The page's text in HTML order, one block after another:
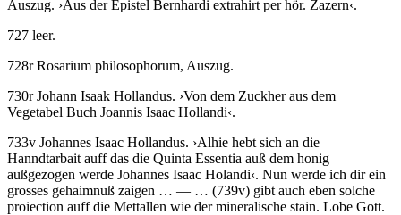
Auszug. ›Aus der Epistel Bernhardi extrahirt per hör. Zazern‹.
727 leer.
728rRosarium philosophorum, Auszug.
730rJohann Isaak Hollandus. ›Von dem Zuckher aus dem
Vegetabel Buch Joannis Isaac Hollandi‹.
733v Johannes Isaac Hollandus. ›Alhie hebt sich an die
Hanndtarbait auff das die Quinta Essentia auß dem honig
außgezogen werde Johannes Isaac Holandi‹. Nun werde ich dir ein
grosses gehaimnuß zaigen … — … (739v) gibt auch eben solche
proiection auff die Mettallen wie der mineralische stain. Lobe Gott.